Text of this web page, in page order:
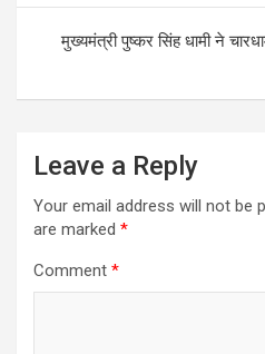
k
p
मुख्यमंत्री पुष्कर सिंह धामी ने
Leave a Reply
Your email address will not be
are marked *
Comment *